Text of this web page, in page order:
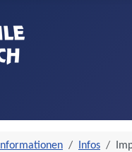
Informationen Infos